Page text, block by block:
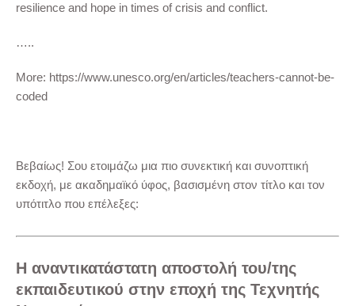
resilience and hope in times of crisis and conflict.
…..
More: https://www.unesco.org/en/articles/teachers-cannot-be-
coded
Βεβαίως! Σου ετοιμάζω μια πιο συνεκτική και συνοπτική
εκδοχή, με ακαδημαϊκό ύφος, βασισμένη στον τίτλο και τον
υπότιτλο που επέλεξες:
Η αναντικατάστατη αποστολή του/της
εκπαιδευτικού στην εποχή της Τεχνητής